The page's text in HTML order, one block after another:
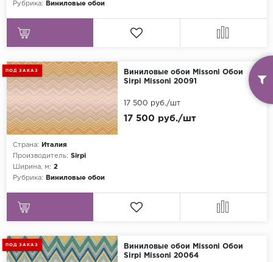
Рубрика:
Виниловые обои
ПОД ЗАКАЗ
Виниловые обои Missoni Обои
Sirpi Missoni 20091
Страна:
Италия
Производитель: Sirpi
Ширина, м: 2
Рубрика:
Виниловые обои
17 500 руб./шт
17 500 руб./шт
ПОД ЗАКАЗ
Виниловые обои Missoni Обои
Sirpi Missoni 20064